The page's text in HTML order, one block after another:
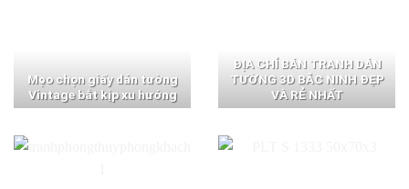
Mẹo chọn giấy dán tường
Vintage bắt kịp xu hướng
ĐỊA CHỈ BÁN TRANH DÁN
TƯỜNG 3D BẮC NINH ĐẸP
VÀ RẺ NHẤT